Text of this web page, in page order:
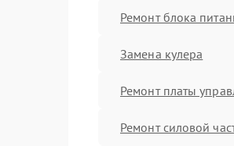
Ремонт блока
Замена кулера
Ремонт платы
Ремонт силовой